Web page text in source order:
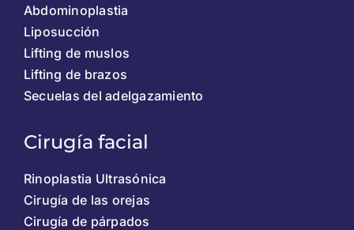
Abdominoplastia
Liposucción
Lifting de muslos
Lifting de brazos
Secuelas del adelgazamiento
Cirugía facial
Rinoplastia Ultrasónica
Cirugía de las orejas
Cirugía de párpados